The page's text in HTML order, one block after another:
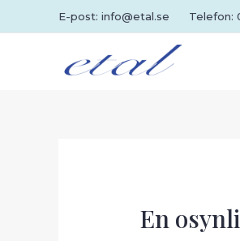
till
E-post: info@etal.se Telefon:
En